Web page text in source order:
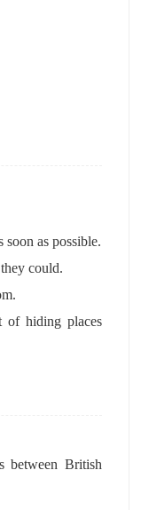
soon as possible.
could.
of hiding places
between British